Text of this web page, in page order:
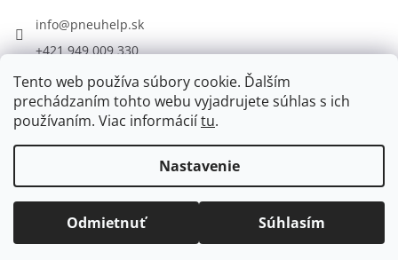
Tento web používa súbory cookie. Ďalším
prechádzaním tohto webu vyjadrujete súhlas s ich
používaním. Viac informáciítu.
Nastavenie
Odmietnuť Súhlasím
info@pneuhelp.sk
+421 949 009 330
Copyright 2026PNEUHELP.SK. Všetky práva vyhradené.
Upraviť nastavenie cookies